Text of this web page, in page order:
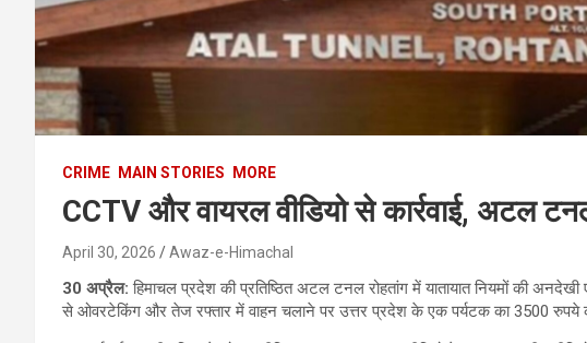
CRIME MAIN STORIES MORE
CCTV और वायरल वीडियो से कार्रवाई, अटल
April 30, 2026 Awaz-e-Himachal
30 अप्रैल:हिमाचल प्रदेश की प्रतिष्ठित अटल टनल रोहतांग में यातायात नियमों की
से ओवरटेकिंग और तेज रफ्तार में वाहन चलाने पर उत्तर प्रदेश के एक पर्यटक का 3500 रुपये